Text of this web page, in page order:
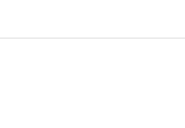
konten